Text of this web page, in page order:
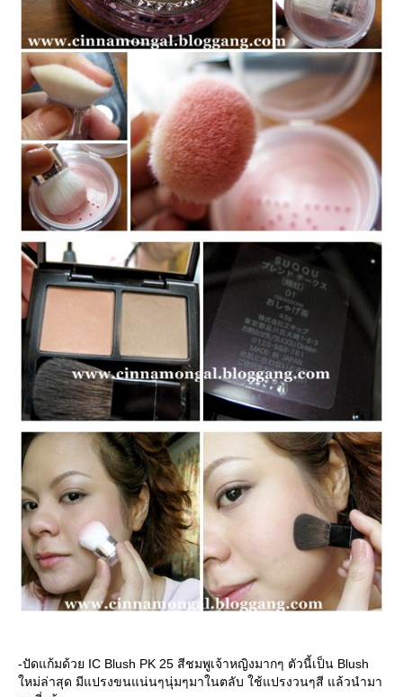
-ปัดแก้มด้วย IC Blush PK 25 สีชมพูเจ้าหญิงมากๆ ตัวนี้เป็น Blush
หม่ล่าสุด มีแปรงขนแน่นๆนุ่มๆมาในตลับ ใช้แปรงวนๆสี แล้วนำมา